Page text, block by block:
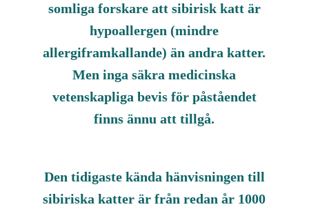
somliga forskare att sibirisk katt är
hypoallergen (mindre
allergiframkallande) än andra katter.
Men inga säkra medicinska
vetenskapliga bevis för påståendet
finns ännu att tillgå.
Den tidigaste kända hänvisningen till
sibiriska katter är från redan år 1000